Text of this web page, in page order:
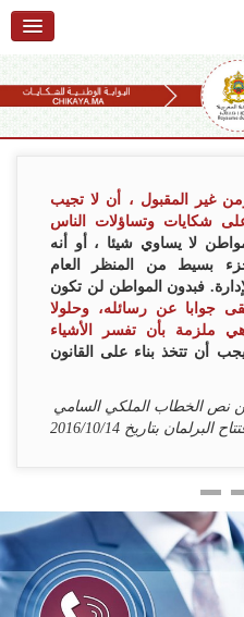
غير المقبول ، أن لا تجيب
على شكايات وتساؤلات الناس
لا يساوي شيئا ، أو أنه
بسيط من المنظر العام
فبدون المواطن لن تكون
جوابا عن رسائله، وحلولا
ملزمة بأن تفسر الأشياء
أن تتخذ بناء على القانون
نص الخطاب الملكي السامي
البرلمان بتاريخ 2016/10/14